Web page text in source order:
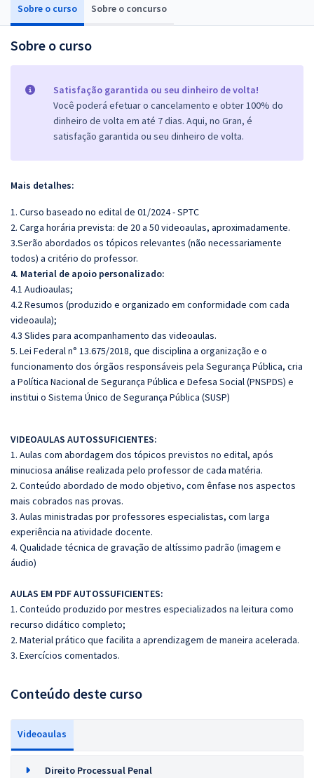
Sobre o curso Sobre o concurso
Sobre o curso
Satisfação garantida ou seu dinheiro de volta!
Você poderá efetuar o cancelamento e obter 100% do
dinheiro de volta em até 7 dias. Aqui, no Gran, é
satisfação garantida ou seu dinheiro de volta.
Mais detalhes:
1. Curso baseado no edital de 01/2024 - SPTC
2. Carga horária prevista: de 20 a 50 videoaulas, aproximadamente.
3.Serão abordados os tópicos relevantes (não necessariamente
todos) a critério do professor.
4. Material de apoio personalizado:
4.1 Audioaulas;
4.2 Resumos (produzido e organizado em conformidade com cada
videoaula);
4.3 Slides para acompanhamento das videoaulas.
5. Lei Federal n° 13.675/2018, que disciplina a organização e o
funcionamento dos órgãos responsáveis pela Segurança Pública, cria
a Política Nacional de Segurança Pública e Defesa Social (PNSPDS) e
institui o Sistema Único de Segurança Pública (SUSP)
VIDEOAULAS AUTOSSUFICIENTES:
1. Aulas com abordagem dos tópicos previstos no edital, após
minuciosa análise realizada pelo professor de cada matéria.
2. Conteúdo abordado de modo objetivo, com ênfase nos aspectos
mais cobrados nas provas.
3. Aulas ministradas por professores especialistas, com larga
experiência na atividade docente.
4. Qualidade técnica de gravação de altíssimo padrão (imagem e
áudio)
AULAS EM PDF AUTOSSUFICIENTES:
1. Conteúdo produzido por mestres especializados na leitura como
recurso didático completo;
2. Material prático que facilita a aprendizagem de maneira acelerada.
3. Exercícios comentados.
Conteúdo deste curso
Videoaulas
Direito Processual Penal